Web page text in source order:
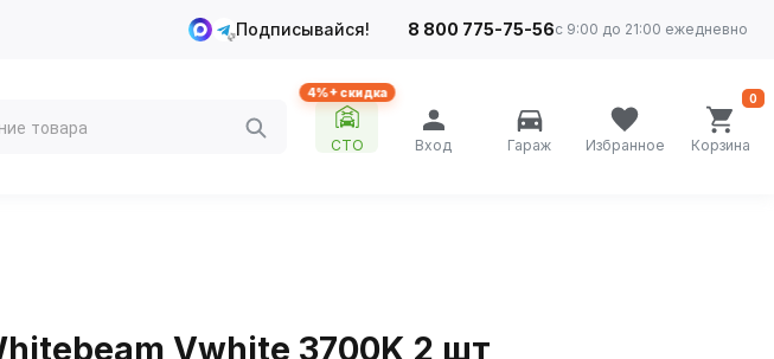
Подписывайся! 8 800 775-75-56с 9:00 до 21:00 ежедневно
4%+ скидка
СТО Вход Гараж Избранное Корзина
0
Vwhite 3700K 2 шт